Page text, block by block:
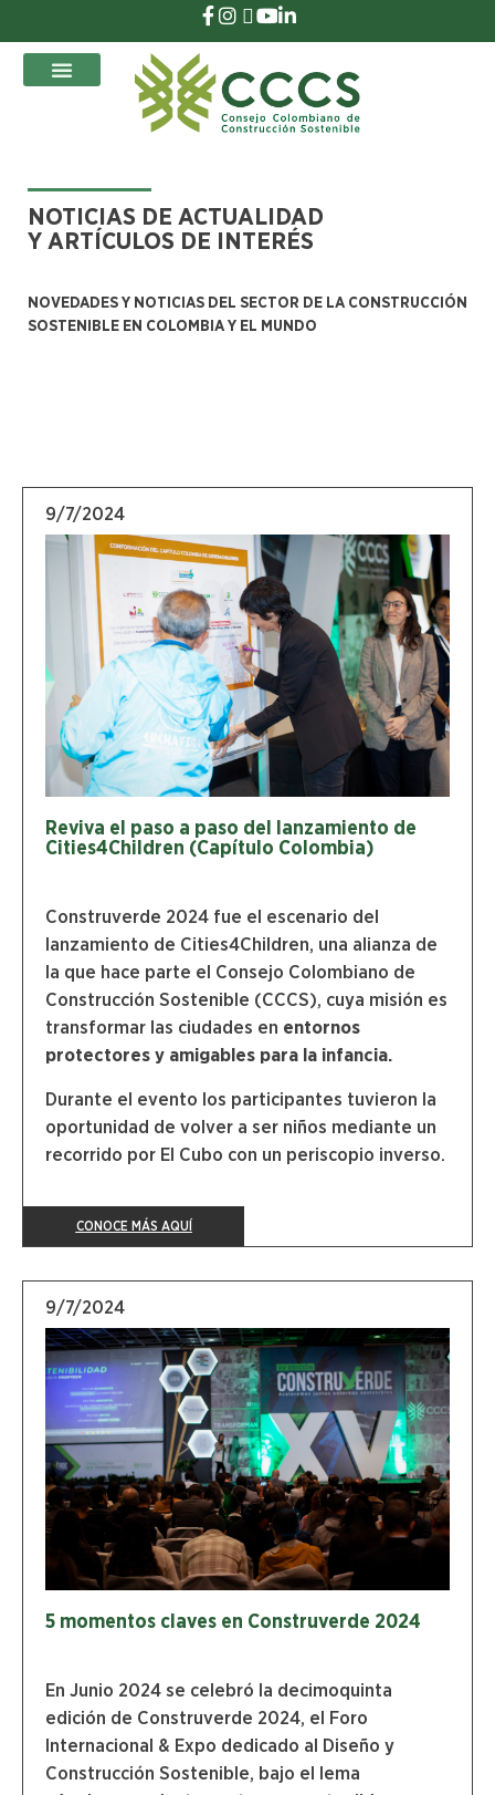
NOTICIAS DE ACTUALIDAD
Y ARTÍCULOS DE INTERÉS
NOVEDADES Y NOTICIAS DEL SECTOR DE LA CONSTRUCCIÓN
SOSTENIBLE EN COLOMBIA Y EL MUNDO
9/7/2024
Reviva el paso a paso del lanzamiento de
Cities4Children (Capítulo Colombia)
Construverde 2024 fue el escenario del
lanzamiento de Cities4Children, una alianza de
la que hace parte el Consejo Colombiano de
Construcción Sostenible (CCCS), cuya misión es
transformar las ciudades en entornos
protectores y amigables para la infancia.
Durante el evento los participantes tuvieron la
oportunidad de volver a ser niños mediante un
recorrido por El Cubo con un periscopio inverso.
CONOCE MÁS AQUÍ
9/7/2024
5 momentos claves en Construverde 2024​
En Junio 2024 se celebró la decimoquinta
edición de Construverde 2024, el Foro
Internacional & Expo dedicado al Diseño y
Construcción Sostenible, bajo el lema